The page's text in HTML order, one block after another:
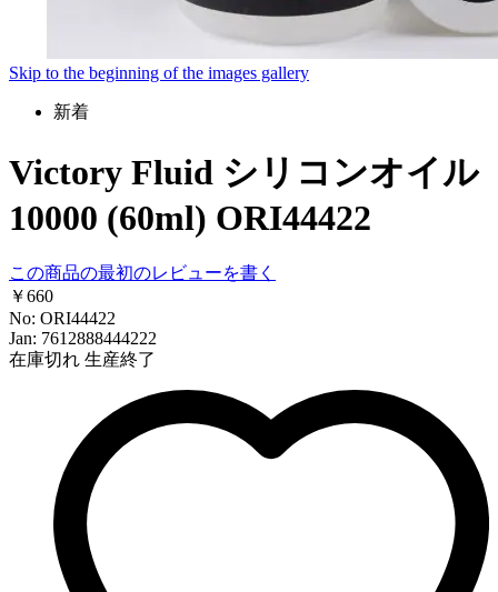
Skip to the beginning of the images gallery
新着
Victory Fluid シリコンオイル
10000 (60ml) ORI44422
この商品の最初のレビューを書く
￥660
No: ORI44422
Jan: 7612888444222
在庫切れ 生産終了